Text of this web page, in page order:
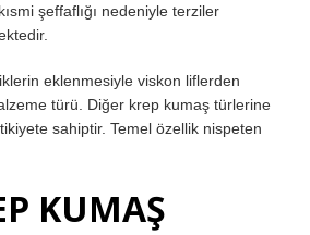
şeffaflığı nedeniyle terziler
eklenmesiyle viskon liflerden
türü. Diğer krep kumaş türlerine
sahiptir. Temel özellik nispeten
KUMAŞ